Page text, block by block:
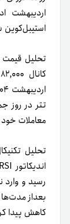
استیبل‌کوین
معاملات خود
تحلیل
رسید و
کاهش پیدا